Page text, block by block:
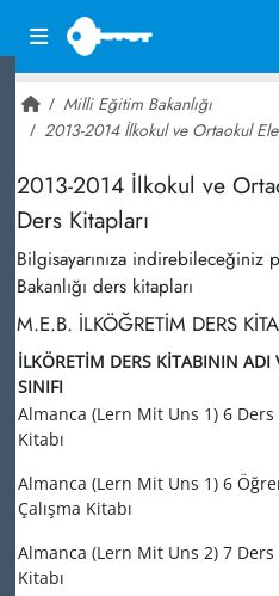
Milli Eğitim Bakanlığı
2013-2014 İlkokul ve Ortaokul
2013-2014 İlkokul ve
Ders Kitapları
Bilgisayarınıza indirebileceğiniz
Bakanlığı ders kitapları
M.E.B. İLKÖĞRETİM DERS
İLKÖRETİM DERS KİTABININ ADI
SINIFI
Almanca (Lern Mit Uns 1) 6 Ders
Kitabı
Almanca (Lern Mit Uns 1) 6
Çalışma Kitabı
Almanca (Lern Mit Uns 2) 7 Ders
Kitabı